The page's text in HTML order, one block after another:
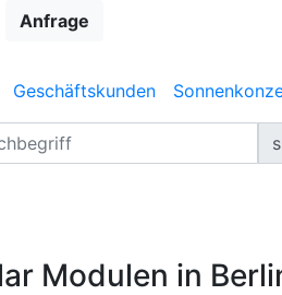
Anfrage
Geschäftskunden
Modulen in